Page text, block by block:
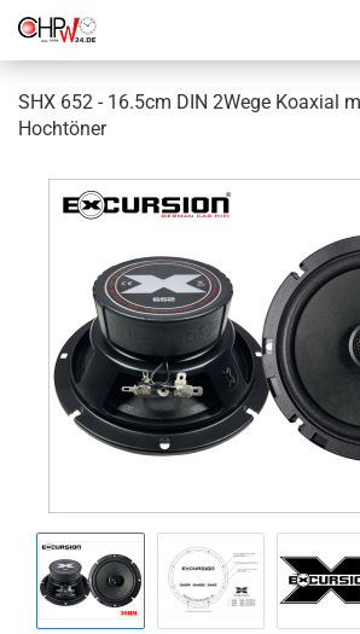
SHX 652 - 16.5cm DIN 2Wege Koaxial
Hochtöner